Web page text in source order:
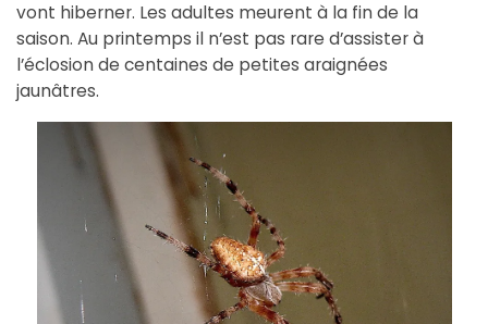
vont hiberner. Les adultes meurent à la fin de la
saison. Au printemps il n’est pas rare d’assister à
l’éclosion de centaines de petites araignées
jaunâtres.